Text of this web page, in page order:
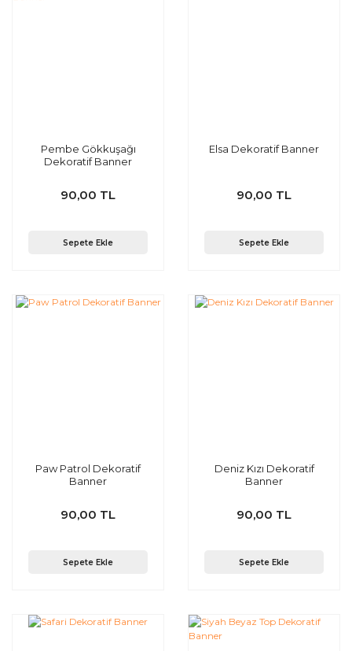
Pembe Gökkuşağı
Dekoratif Banner
90,00 TL
Sepete Ekle
Elsa Dekoratif Banner
90,00 TL
Sepete Ekle
Paw Patrol Dekoratif
Banner
90,00 TL
Sepete Ekle
Deniz Kızı Dekoratif
Banner
90,00 TL
Sepete Ekle